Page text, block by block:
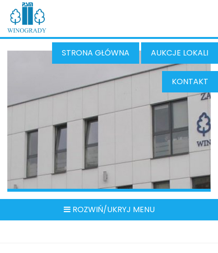
STRONA GŁÓWNA AUKCJE LOKALI
KONTAKT
ROZWIŃ/UKRYJ MENU